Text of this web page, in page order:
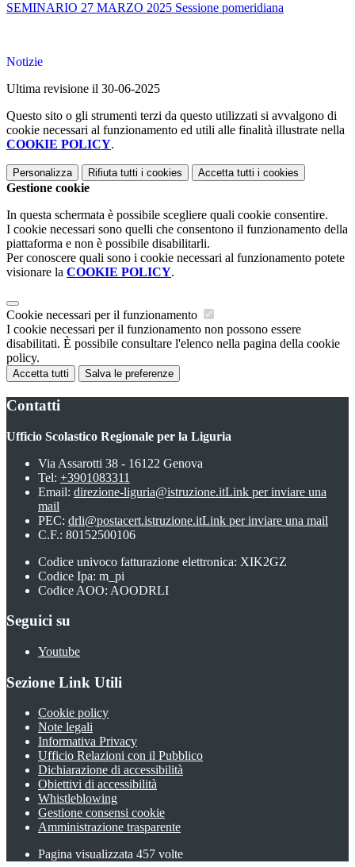
SEMINARIO 27 MARZO 2025 Sessione pomeridiana
Notizie
Ultima revisione il 30-06-2025
Questo sito o gli strumenti terzi da questo utilizzati si avvalgono di
cookie necessari al funzionamento ed utili alle finalità illustrate nella
COOKIE POLICY.
Personalizza Rifiuta tutti i cookies Accetta tutti i cookies
Gestione cookie
In questa schermata è possibile scegliere quali cookie consentire.
I cookie necessari sono quelli che consentono il funzionamento della
piattaforma e non è possibile disabilitarli.
Per conoscere quali sono i cookie necessari al funzionamento potete
visionare la COOKIE POLICY.
Cookie necessari per il funzionamento
I cookie necessari per il funzionamento non possono essere
disabilitati. È possibile consultare l'elenco nella pagina della cookie
policy.
Accetta tutti Salva le preferenze
Contatti
Ufficio Scolastico Regionale per la Liguria
Via Assarotti 38 - 16122 Genova
Tel: +3901083311
Email: direzione-liguria@istruzione.itLink per inviare una
mail
PEC: drli@postacert.istruzione.itLink per inviare una mail
C.F.: 80152500106
Codice univoco fatturazione elettronica: XIK2GZ
Codice Ipa: m_pi
Codice AOO: AOODRLI
Seguici su
Youtube
Sezione Link Utili
Cookie policy
Note legali
Informativa Privacy
Ufficio Relazioni con il Pubblico
Dichiarazione di accessibilità
Obiettivi di accessibilità
Whistleblowing
Gestione consensi cookie
Amministrazione trasparente
Pagina visualizzata 457 volte